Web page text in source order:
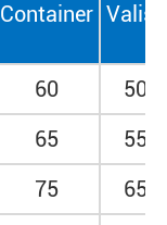
Container Valise
60
50
65
55
75
65